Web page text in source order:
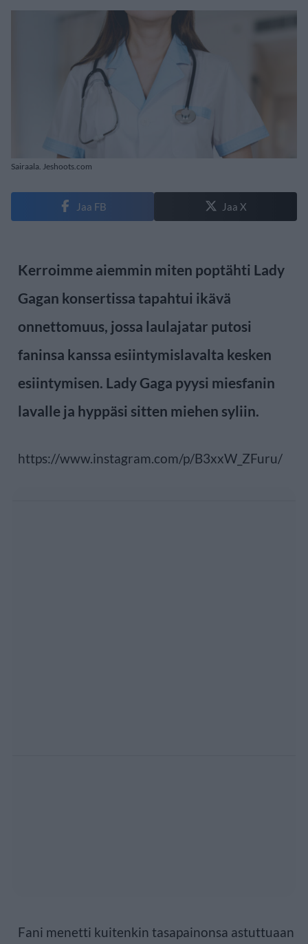
Sairaala. Jeshoots.com
Jaa FB Jaa X
Kerroimme aiemmin miten poptähti Lady
Gagan konsertissa tapahtui ikävä
onnettomuus, jossa laulajatar putosi
faninsa kanssa esiintymislavalta kesken
esiintymisen. Lady Gaga pyysi miesfanin
lavalle ja hyppäsi sitten miehen syliin.
https://www.instagram.com/p/B3xxW_ZFuru/
Fani menetti kuitenkin tasapainonsa astuttuaan